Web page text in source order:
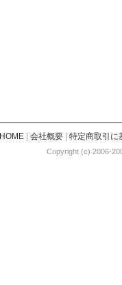
HOME| 会社概要| 特定商取引に
Copyright (c) 2006-